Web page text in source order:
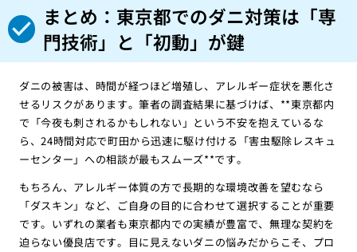
まとめ：東京都でのダニ対策は「専
門技術」と「初動」が鍵
ダニの被害は、時間が経つほど増殖し、アレルギー症状を悪化さ
せるリスクがあります。筆者の調査結果に基づけば、**東京都内
で「今夜も刺されるかもしれない」という不安を抱えているな
ら、24時間対応で町田から迅速に駆け付ける「害虫駆除レスキュ
ーセンター」への相談が最もスムーズ**です。
もちろん、アレルギー体質の方で長期的な環境改善を望むなら
「ダスキン」など、ご自身の目的に合わせて選択することが重要
です。いずれの業者も東京都内での実績が豊富で、無理な契約を
迫らない優良店です。目に見えないダニの悩みだからこそ、プロ